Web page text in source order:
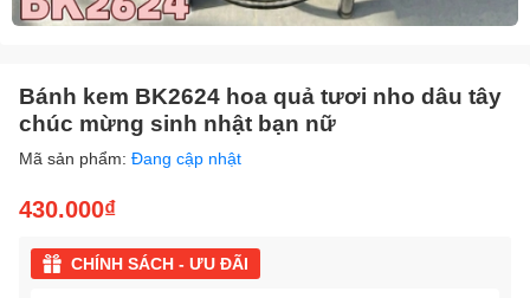
Bánh kem BK2624 hoa quả tươi nho dâu tây
chúc mừng sinh nhật bạn nữ
Mã sản phẩm: Đang cập nhật
430.000₫
CHÍNH SÁCH - ƯU ĐÃI